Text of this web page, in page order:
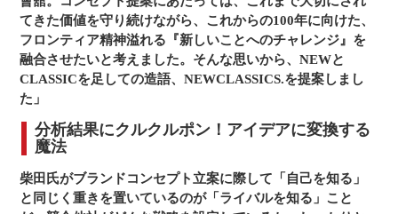
てきた価値を守り続けながら、これからの100年に向けた、
フロンティア精神溢れる『新しいことへのチャレンジ』を
融合させたいと考えました。そんな思いから、NEWと
CLASSICを足しての造語、NEWCLASSICS.を提案しまし
た」
分析結果にクルクルポン！アイデアに変換する
魔法
柴田氏がブランドコンセプト立案に際して「自己を知る」
と同じく重きを置いているのが「ライバルを知る」こと